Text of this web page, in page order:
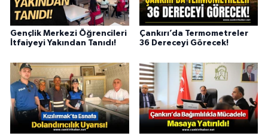
Gençlik Merkezi Öğrencileri
İtfaiyeyi Yakından Tanıdı!
Çankırı’da Termometreler
36 Dereceyi Görecek!